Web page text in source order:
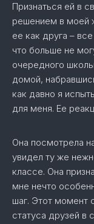
Признаться ей в
решением в моей
ее как друга –
что больше не
очередного
домой,
как давно я
для меня. Ее
Она посмотрела
увидел ту же
классе. Она
мне нечто
шаг. Этот момент
статуса друзей в